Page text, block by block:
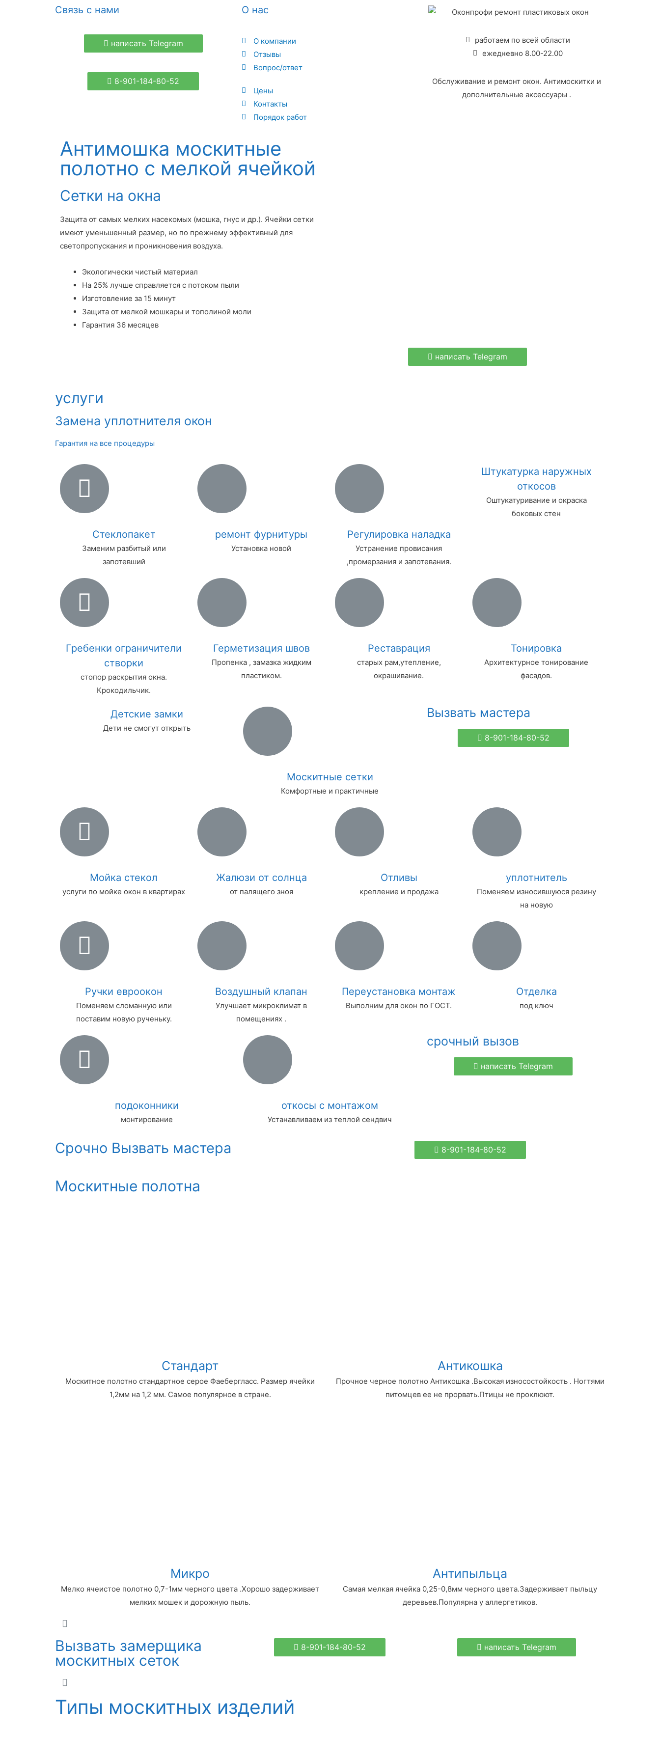
Связь с нами
написать Telegram
8-901-184-80-52
О нас
О компании
Отзывы
Вопрос/ответ
Цены
Контакты
Порядок работ
работаем по всей области
ежедневно 8.00-22.00
Обслуживание и ремонт окон. Антимоскитки и
дополнительные аксессуары .
Антимошка москитные
полотно с мелкой ячейкой
Сетки на окна
Защита от самых мелких насекомых (мошка, гнус и др.). Ячейки сетки
имеют уменьшенный размер, но по прежнему эффективный для
светопропускания и проникновения воздуха.
Экологически чистый материал
На 25% лучше справляется с потоком пыли
Изготовление за 15 минут
Защита от мелкой мошкары и тополиной моли
Гарантия 36 месяцев
написать Telegram
услуги
Замена уплотнителя окон
Гарантия на все процедуры
Стеклопакет
Заменим разбитый или
запотевший
ремонт фурнитуры
Установка новой
Регулировка наладка
Устранение провисания
,промерзания и запотевания.
Штукатурка наружных
откосов
Оштукатуривание и окраска
боковых стен
Гребенки ограничители
створки
стопор раскрытия окна.
Крокодильчик.
Герметизация швов
Пропенка , замазка жидким
пластиком.
Реставрация
старых рам,утепление,
окрашивание.
Тонировка
Архитектурное тонирование
фасадов.
Детские замки
Дети не смогут открыть
Москитные сетки
Комфортные и практичные
Вызвать мастера
8-901-184-80-52
Мойка стекол
услуги по мойке окон в квартирах
Жалюзи от солнца
от палящего зноя
Отливы
крепление и продажа
уплотнитель
Поменяем износившуюся резину
на новую
Ручки евроокон
Поменяем сломанную или
поставим новую рученьку.
Воздушный клапан
Улучшает микроклимат в
помещениях .
Переустановка монтаж
Выполним для окон по ГОСТ.
Отделка
под ключ
подоконники
монтирование
откосы с монтажом
Устанавливаем из теплой сендвич
срочный вызов
написать Telegram
Срочно Вызвать мастера 8-901-184-80-52
Москитные полотна
Стандарт
Москитное полотно стандартное серое Фаебергласс. Размер ячейки
1,2мм на 1,2 мм. Самое популярное в стране.
Антикошка
Прочное черное полотно Антикошка .Высокая износостойкость . Ногтями
питомцев ее не прорвать.Птицы не проклюют.
Микро
Мелко ячеистое полотно 0,7-1мм черного цвета .Хорошо задерживает
мелких мошек и дорожную пыль.
Антипыльца
Самая мелкая ячейка 0,25-0,8мм черного цвета.Задерживает пыльцу
деревьев.Популярна у аллергетиков.
Вызвать замерщика
москитных сеток
8-901-184-80-52 написать Telegram
Типы москитных изделий